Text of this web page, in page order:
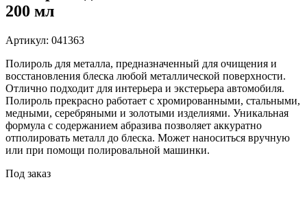
200 мл
Артикул: 041363
Полироль для металла, предназначенный для очищения и
восстановления блеска любой металлической поверхности.
Отлично подходит для интерьера и экстерьера автомобиля.
Полироль прекрасно работает с хромированными, стальными,
медными, серебряными и золотыми изделиями. Уникальная
формула с содержанием абразива позволяет аккуратно
отполировать металл до блеска. Может наноситься вручную
или при помощи полировальной машинки.
Под заказ